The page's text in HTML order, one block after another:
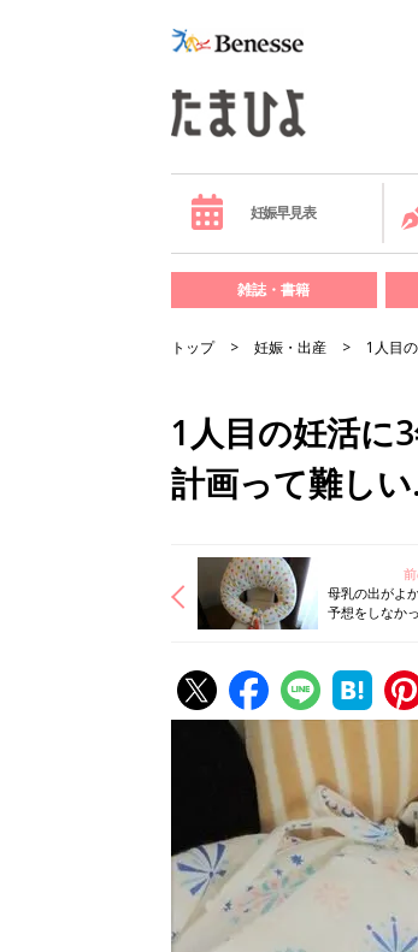
妊娠早見表
雑誌・書籍
トップ 妊娠・出産 1人目
1人目の妊活に
計画って難し
母乳の出がよ
予想をしなか